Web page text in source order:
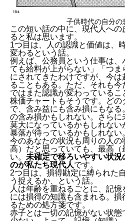
子供時代の自分の
この短い話の中に、現代人へ
ると私は思います。
1つ目は、
人の認識と価値は、
変わる という話。
例えば、公務員という仕事は、
ても給料が上がらない」「つ
にされてきたわけですが、今
ることもある。ただ、それも
ではまた認識が変わっているこ
株価チャートもそうです。ど
で、含み益にも含み損にもな
の含み損かもしれない。さら
莫大になっているかもしれな
暴落が待っているかもしれない
今のあなたの状況も周りの人
高）だと思っていても、最高
い。 未確定で移ろいやすい状
のが私たち現代人です。
2つ目は、 損得勘定に縛られた
う捉えるか 、という話。
人は年齢を重ねるごとに、記
には損得の知識も含まれる。損
るための処方箋です。
赤子とは一切の記憶がない状